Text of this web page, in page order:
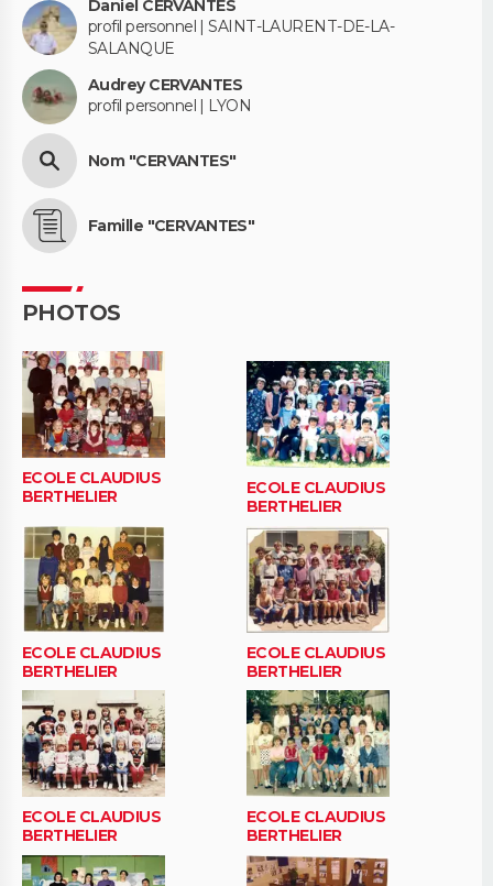
Daniel CERVANTES
profil personnel | SAINT-LAURENT-DE-LA-
SALANQUE
Audrey CERVANTES
profil personnel | LYON
Nom "CERVANTES"
Famille "CERVANTES"
PHOTOS
ECOLE CLAUDIUS
BERTHELIER
ECOLE CLAUDIUS
BERTHELIER
ECOLE CLAUDIUS
BERTHELIER
ECOLE CLAUDIUS
BERTHELIER
ECOLE CLAUDIUS
BERTHELIER
ECOLE CLAUDIUS
BERTHELIER